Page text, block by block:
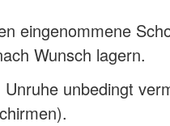
eingenommene
Wunsch lagern.
unbedingt